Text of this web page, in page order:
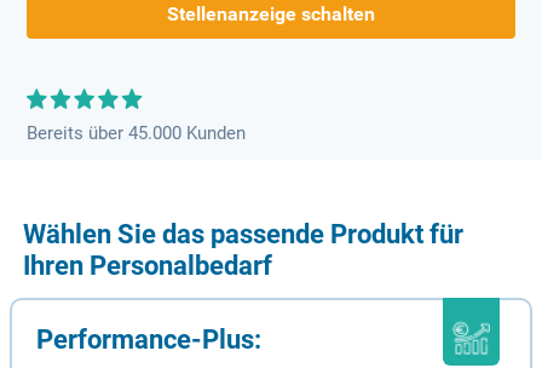
Stellenanzeige schalten
Bereits über 45.000 Kunden
Wählen Sie das passende Produkt für
Ihren Personalbedarf
Performance-Plus: